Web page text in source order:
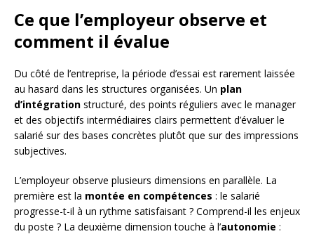
Ce que l’employeur observe et
comment il évalue
Du côté de l’entreprise, la période d’essai est rarement laissée
au hasard dans les structures organisées. Un plan
d’intégration structuré, des points réguliers avec le manager
et des objectifs intermédiaires clairs permettent d’évaluer le
salarié sur des bases concrètes plutôt que sur des impressions
subjectives.
L’employeur observe plusieurs dimensions en parallèle. La
première est la montée en compétences : le salarié
progresse-t-il à un rythme satisfaisant ? Comprend-il les enjeux
du poste ? La deuxième dimension touche à l’autonomie :